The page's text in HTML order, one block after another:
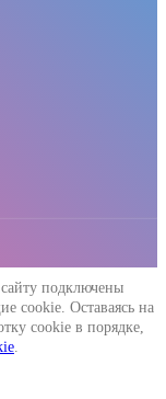
подключены
cookie. Оставаясь на
cookie в порядке,
.